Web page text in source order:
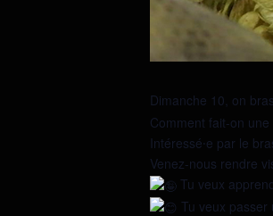
Dimanche 10, on
Comment fait-on une
Intéressé⸱e par le
Venez-nous rendre
Tu veux
Tu veux passer